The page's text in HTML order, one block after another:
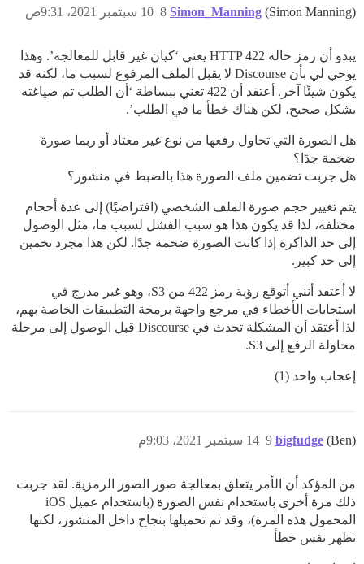
Simon_Manning (Simon Manning) 10 سبتمبر 2021، 9:31ص 8
يبدو أن رمز حالة HTTP 422 يعني ‘كيان غير قابل للمعالجة’. وهذا
يوحي لي بأن Discourse لا يقبل الملف المرفوع لسبب ما، لكنه قد
يكون شيئًا آخر. أعتقد أن 422 تعني ببساطة ‘أن الطلب تم صياغته
بشكل صحيح، لكن هناك خطأ ما في الطلب’.
هل الصورة التي تحاول رفعها من نوع غير معتاد أو ربما صورة
ضخمة جدًا؟
هل جربت تضمين ملف الصورة هذا بالضبط في منشور؟
يتم تغيير حجم صورة الملف الشخصي (افتراضيًا) إلى عدة أحجام
مختلفة، لذا قد يكون هذا هو سبب الفشل لسبب ما، مثل الوصول
إلى حد الذاكرة إذا كانت الصورة ضخمة جدًا. لكن هذا مجرد تخمين
إلى حد كبير.
لا أعتقد أنني أتوقع رؤية رمز 422 من S3، وهو غير مدرج في
استجابات الأخطاء في مرجع واجهة برمجة التطبيقات الخاصة بهم،
لذا أعتقد أن المشكلة تحدث في Discourse قبل الوصول إلى مرحلة
محاولة الرفع إلى S3.
إعجاب واحد (1)
bigfudge (Ben) 14 سبتمبر 2021، 9:03م 9
من المؤكد أن الأمر يتعلق بمعالجة صور الصور الرمزية. لقد جربت
ذلك مرة أخرى باستخدام نفس الصورة (باستخدام عميل iOS
المحمول هذه المرة)، وقد تم تحميلها بنجاح داخل المنشور، لكنها
تظهر نفس خطأ